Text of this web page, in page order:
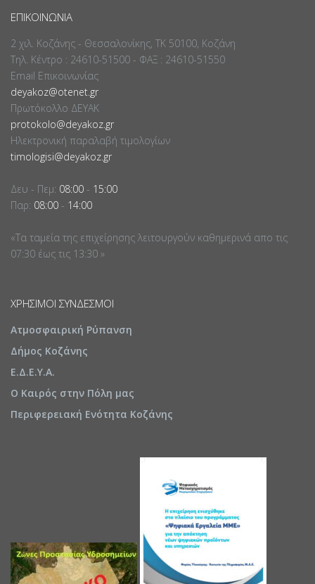
ΕΠΙΚΟΙΝΩΝΊΑ
2 χιλ. Κοζάνης - Θεσσαλονίκης, ΤΚ 50100, Κοζάνη
Τηλ. Κέντρο : 24610-51500 - ΦΑΞ : 24610-51550
Email Επικοινωνίας
deyakoz@otenet.gr
Πρωτόκολλο ΔΕΥΑΚ
protokolo@deyakoz.gr
Ηλεκτρονική παραλαβή τιμολογίων
timologisi@deyakoz.gr
Δευ - Πεμ: 08:00 - 15:00
Παρ: 08:00 - 14:00
«Τα ταμεία της επιχείρησης λειτουργούν καθημερινά απο τις
07:30 έως τις 13:30 »
ΧΡΉΣΙΜΟΙ ΣΎΝΔΕΣΜΟΙ
Ατμοσφαιρική Ρύπανση
Δήμος Κοζάνης
Ε.Δ.Ε.Υ.Α.
Ο Καιρός στην Πόλη μας
Περιφερειακή Ενότητα Κοζάνης